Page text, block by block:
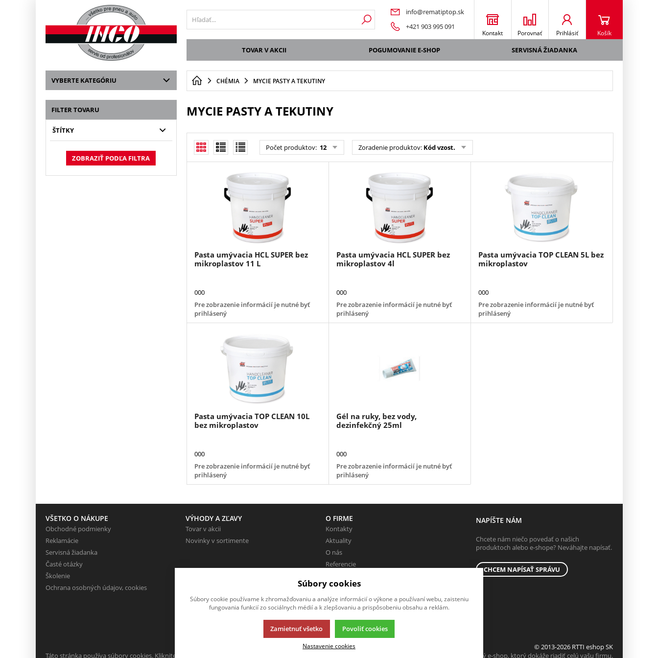
info@rematiptop.sk
+421 903 995 091
Kontakt Porovnať Prihlásiť Košík
TOVAR V AKCII POGUMOVANIE E-SHOP SERVISNÁ ŽIADANKA
VYBERTE KATEGÓRIU
FILTER TOVARU
ŠTÍTKY
ZOBRAZIŤ PODĽA FILTRA
CHÉMIA MYCIE PASTY A TEKUTINY
MYCIE PASTY A TEKUTINY
Počet produktov: 12 Zoradenie produktov: Kód vzost.
Pasta umývacia HCL SUPER bez
mikroplastov 11 L
000
Pre zobrazenie informácií je nutné byť
prihlásený
Pasta umývacia HCL SUPER bez
mikroplastov 4l
000
Pre zobrazenie informácií je nutné byť
prihlásený
Pasta umývacia TOP CLEAN 5L bez
mikroplastov
000
Pre zobrazenie informácií je nutné byť
prihlásený
Pasta umývacia TOP CLEAN 10L
bez mikroplastov
000
Pre zobrazenie informácií je nutné byť
prihlásený
Gél na ruky, bez vody,
dezinfekčný 25ml
000
Pre zobrazenie informácií je nutné byť
prihlásený
VŠETKO O NÁKUPE
Obchodné podmienky
Reklamácie
Servisná žiadanka
Časté otázky
Školenie
Ochrana osobných údajov, cookies
VÝHODY A ZĽAVY
Tovar v akcii
Novinky v sortimente
O FIRME
Kontakty
Aktuality
O nás
Referencie
Zaujímavé odkazy
NAPÍŠTE NÁM
Chcete nám niečo povedať o našich
produktoch alebo e-shope? Neváhajte napísať.
CHCEM NAPÍSAŤ SPRÁVU
Táto stránka používa súbory cookies. Kliknite pre viac informácií.
© 2013-2026 RTTI eshop SK
K2 e-shop - Prvý e-shop, ktorý dokáže riadiť celú vašu firmu.
Súbory cookies
Súbory cookie používame k zhromažďovaniu a analýze informácií o výkone a používaní webu, zaisteniu
fungovania funkcií zo sociálnych médií a k zlepšovaniu a prispôsobeniu obsahu a reklám.
Zamietnuť všetko Povoliť cookies
Nastavenie cookies